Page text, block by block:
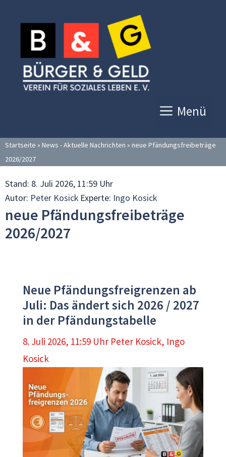
Inhalt
springen
Menü
Startseite » News - Aktuelle Nachrichten » neue Pfändungsfreibeträge
2026/2027
Stand: 8. Juli 2026, 11:59 Uhr
Autor: Peter Kosick Experte: Ingo Kosick
neue Pfändungsfreibeträge
2026/2027
Neue Pfändungsfreigrenzen ab
Juli: Das ändert sich 2026 / 2027
in der Pfändungstabelle
8. Juli 2026, 11:59 Uhr Peter Kosick, Ingo
Kosick